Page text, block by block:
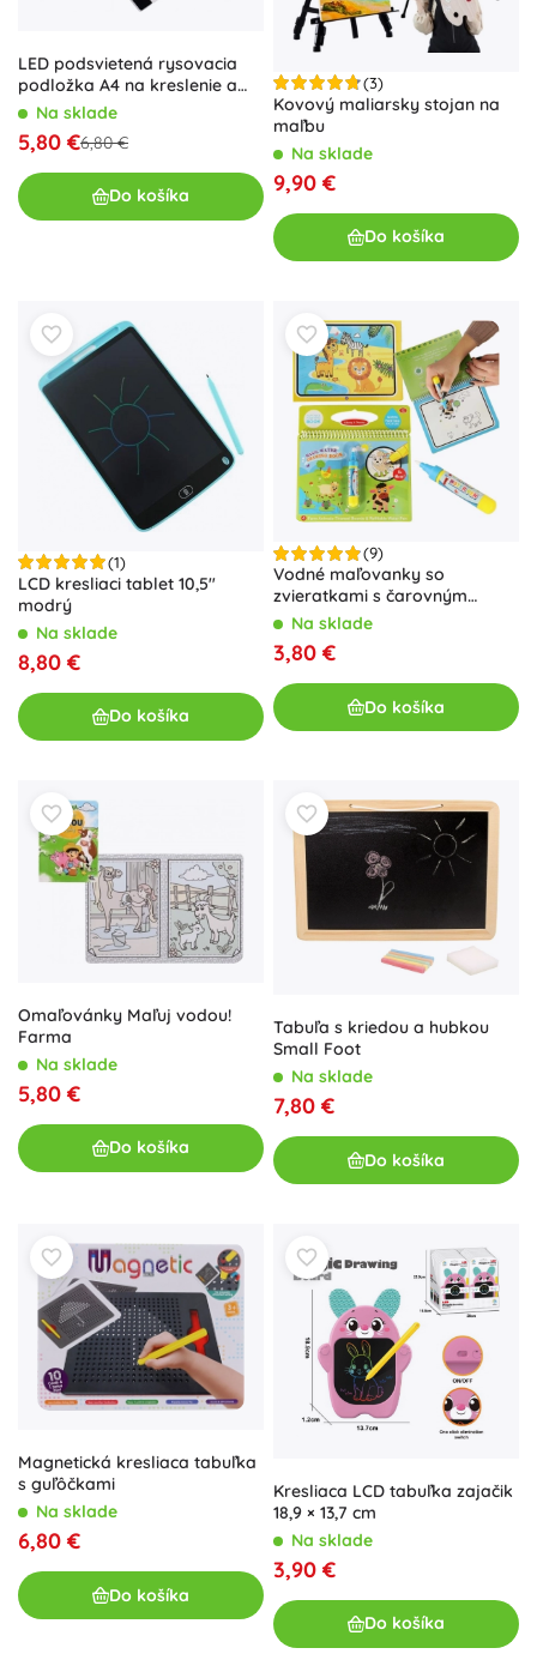
LED podsvietená rysovacia
podložka A4 na kreslenie a
prekresľovanie
Na sklade
5,80 €6,80 €
Do košíka
(3)
Kovový maliarsky stojan na
maľbu
Na sklade
9,90 €
Do košíka
(1)
LCD kresliaci tablet 10,5"
modrý
Na sklade
8,80 €
Do košíka
(9)
Vodné maľovanky so
zvieratkami s čarovným
vodným fixom
Na sklade
3,80 €
Do košíka
Omaľovánky Maľuj vodou!
Farma
Na sklade
5,80 €
Do košíka
Tabuľa s kriedou a hubkou
Small Foot
Na sklade
7,80 €
Do košíka
Magnetická kresliaca tabuľka
s guľôčkami
Na sklade
6,80 €
Do košíka
Kresliaca LCD tabuľka zajačik
18,9 × 13,7 cm
Na sklade
3,90 €
Do košíka